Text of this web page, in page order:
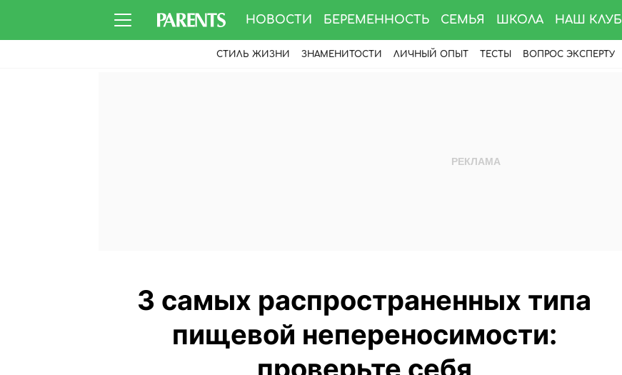
НОВОСТИ БЕРЕМЕННОСТЬ СЕМЬЯ ШКОЛА НАШ КЛУБ
СТИЛЬ ЖИЗНИ ЗНАМЕНИТОСТИ ЛИЧНЫЙ ОПЫТ ТЕСТЫ ВОПРОС ЭКСПЕРТУ
3 самых распространенных типа
пищевой непереносимости: